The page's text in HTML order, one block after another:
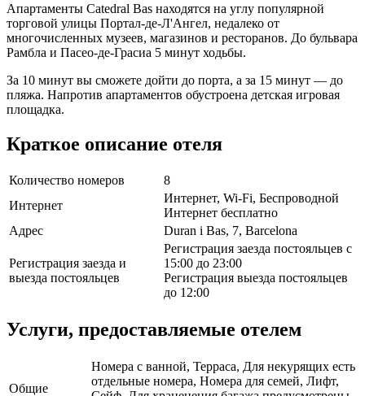
Апартаменты Catedral Bas находятся на углу популярной
торговой улицы Портал-де-Л'Ангел, недалеко от
многочисленных музеев, магазинов и ресторанов. До бульвара
Рамбла и Пасео-де-Грасиа 5 минут ходьбы.
За 10 минут вы сможете дойти до порта, а за 15 минут — до
пляжа. Напротив апартаментов обустроена детская игровая
площадка.
Краткое описание отеля
Количество номеров
8
Интернет
Интернет, Wi-Fi, Беспроводной
Интернет бесплатно
Адрес
Duran i Bas, 7, Barcelona
Регистрация заезда и
выезда постояльцев
Регистрация заезда постояльцев с
15:00 до 23:00
Регистрация выезда постояльцев
до 12:00
Услуги, предоставляемые отелем
Общие
Номера с ванной, Терраса, Для некурящих есть
отдельные номера, Номера для семей, Лифт,